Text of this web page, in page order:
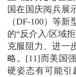
国在国庆阅兵展
（DF-100）等
的“反介入/区域
克服阻力、进一
略。[11]而美国
硬姿态有可能引